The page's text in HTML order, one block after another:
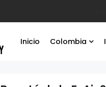
Inicio Colombia